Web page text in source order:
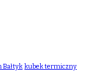
kubek termiczny